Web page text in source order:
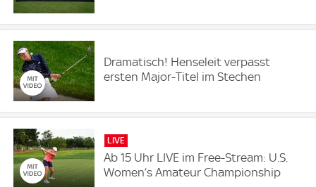
Dramatisch! Henseleit verpasst
ersten Major-Titel im Stechen
LIVE
Ab 15 Uhr LIVE im Free-Stream: U.S.
Women’s Amateur Championship